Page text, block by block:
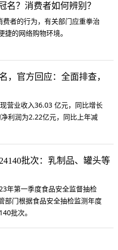
名？消费者如何辨别？
费者的行为，有关部门应重拳治
的网络购物环境。
，官方回应：全面排查，
营业收入36.03 亿元，同比增长
利润为2.22亿元，同比上年减
批次：乳制品、罐头等
年第一季度食品安全监督抽检
部门根据食品安全抽检监测年度
批次。